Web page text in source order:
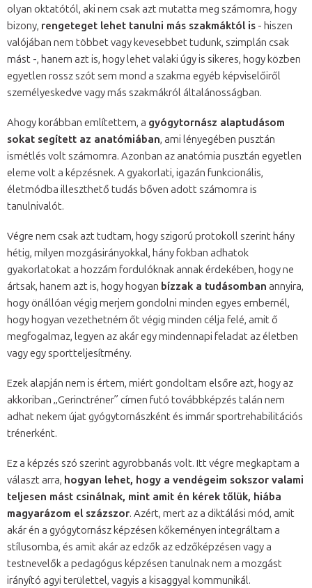
olyan oktatótól, aki nem csak azt mutatta meg számomra, hogy
bizony, rengeteget lehet tanulni más szakmáktól is - hiszen
valójában nem többet vagy kevesebbet tudunk, szimplán csak
mást -, hanem azt is, hogy lehet valaki úgy is sikeres, hogy közben
egyetlen rossz szót sem mond a szakma egyéb képviselőiről
személyeskedve vagy más szakmákról általánosságban.
Ahogy korábban említettem, a gyógytornász alaptudásom
sokat segített az anatómiában, ami lényegében pusztán
ismétlés volt számomra. Azonban az anatómia pusztán egyetlen
eleme volt a képzésnek. A gyakorlati, igazán funkcionális,
életmódba illeszthető tudás bőven adott számomra is
tanulnivalót.
Végre nem csak azt tudtam, hogy szigorú protokoll szerint hány
hétig, milyen mozgásirányokkal, hány fokban adhatok
gyakorlatokat a hozzám fordulóknak annak érdekében, hogy ne
ártsak, hanem azt is, hogy hogyan bízzak a tudásomban annyira,
hogy önállóan végig merjem gondolni minden egyes embernél,
hogy hogyan vezethetném őt végig minden célja felé, amit ő
megfogalmaz, legyen az akár egy mindennapi feladat az életben
vagy egy sportteljesítmény.
Ezek alapján nem is értem, miért gondoltam elsőre azt, hogy az
akkoriban „Gerinctréner” címen futó továbbképzés talán nem
adhat nekem újat gyógytornászként és immár sportrehabilitációs
trénerként.
Ez a képzés szó szerint agyrobbanás volt. Itt végre megkaptam a
választ arra, hogyan lehet, hogy a vendégeim sokszor valami
teljesen mást csinálnak, mint amit én kérek tőlük, hiába
magyarázom el százszor. Azért, mert az a diktálási mód, amit
akár én a gyógytornász képzésen kőkeményen integráltam a
stílusomba, és amit akár az edzők az edzőképzésen vagy a
testnevelők a pedagógus képzésen tanulnak nem a mozgást
irányító agyi területtel, vagyis a kisaggyal kommunikál.